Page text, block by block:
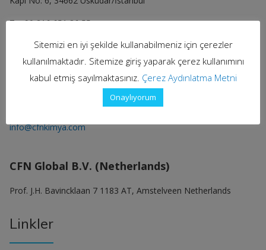
T: +90 216 651 86 55
Dilovası Fabrika
Demirciler OSB Mah. Murat Yıldıran Cad. No: 3/3
Dilovası/KOCAELİ
T: +90 262 290 86 54-55 (pbx)
info@cfnkimya.com
CFN Global B.V. (Netherlands)
Prof. J.H. Bavincklaan 7 1183 AT, Amstelveen Netherlands
Linkler
Sitemizi en iyi şekilde kullanabilmeniz için çerezler
kullanılmaktadır. Sitemize giriş yaparak çerez kullanımını
kabul etmiş sayılmaktasınız. Çerez Aydınlatma Metni
Onaylıyorum